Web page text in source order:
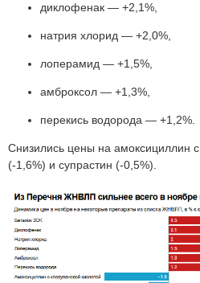
диклофенак — +2,1%,
натрия хлорид — +2,0%,
лоперамид — +1,5%,
амброксол — +1,3%,
перекись водорода — +1,2%.
Снизились цены на амоксициллин с
(-1,6%) и супрастин (-0,5%).